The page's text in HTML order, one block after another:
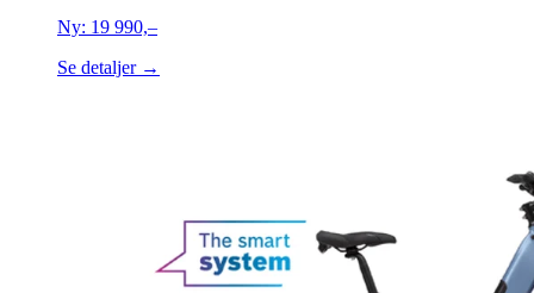
Ny: 19 990,–
Se detaljer →